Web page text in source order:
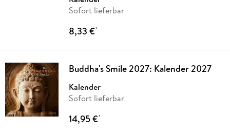
Sofort lieferbar
8,33 €*
Buddha's Smile 2027: Kalender 2027
Kalender
Sofort lieferbar
14,95 €*